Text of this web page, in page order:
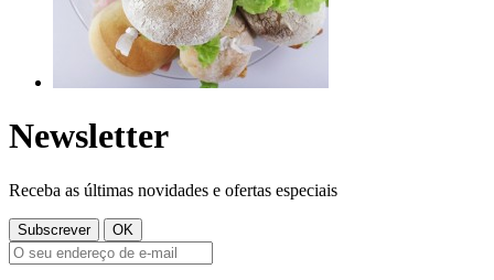
Newsletter
Receba as últimas novidades e ofertas especiais